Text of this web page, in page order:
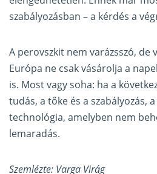
szabályozásban – a kérdés a
A perovszkit nem varázsszó, de
Európa ne csak vásárolja a
is. Most vagy soha: ha a
tudás, a tőke és a szabályozás,
technológia, amelyben nem
lemaradás.
Szemlézte: Varga Virág